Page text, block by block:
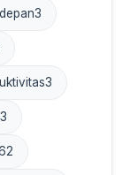
3
3
3
2